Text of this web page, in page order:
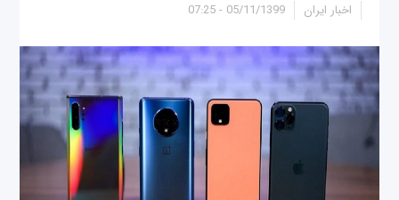
05/11/1399 - 07:25 اخبار ایران